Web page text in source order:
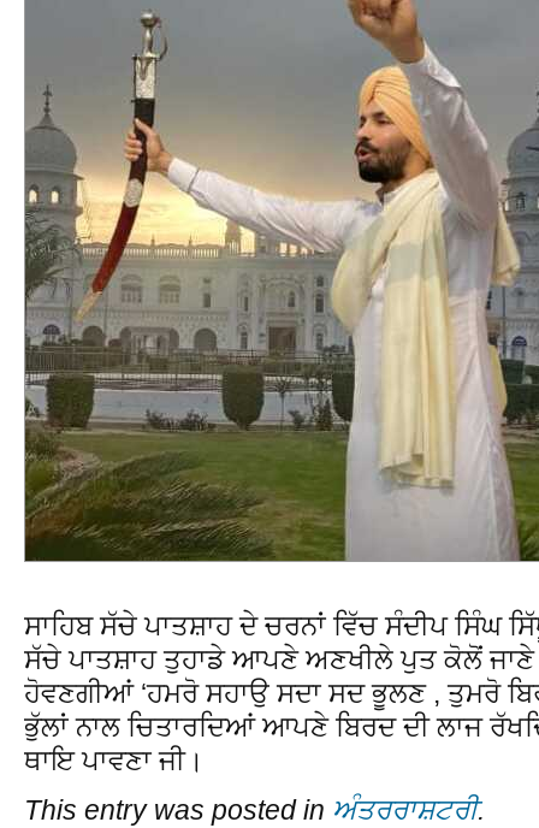
ਸਾਹਿਬ ਸੱਚੇ ਪਾਤਸ਼ਾਹ ਦੇ ਚਰਨਾਂ ਵਿੱਚ ਸੰਦੀਪ ਸਿੰਘ
ਸੱਚੇ ਪਾਤਸ਼ਾਹ ਤੁਹਾਡੇ ਆਪਣੇ ਅਣਖੀਲੇ ਪੁਤ ਕੋਲੋਂ
ਹੋਵਣਗੀਆਂ ‘ਹਮਰੋ ਸਹਾਉ ਸਦਾ ਸਦ ਭੂਲਣ , ਤੁਮਰੋ
ਭੁੱਲਾਂ ਨਾਲ ਚਿਤਾਰਦਿਆਂ ਆਪਣੇ ਬਿਰਦ ਦੀ ਲਾਜ
ਥਾਇ ਪਾਵਣਾ ਜੀ।
This entry was posted in ਅੰਤਰਰਾਸ਼ਟਰੀ.